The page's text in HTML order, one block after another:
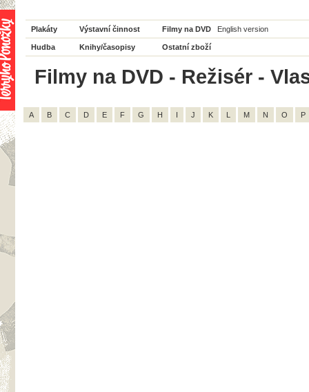
Plakáty Výstavní činnost Filmy na DVD English version
Hudba Knihy/časopisy Ostatní zboží
Filmy na DVD - Režisér -
A B C D E F G H I J K L M N O P